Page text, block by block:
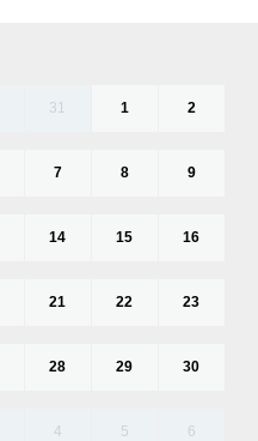
31 1 2
7 8 9
14 15 16
21 22 23
28 29 30
4 5 6